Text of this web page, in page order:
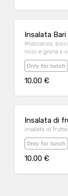
Insalata Bari
Misticanza,
noci e grana a
Only for lunch
10.00 €
Insalata di
Insalata di
Only for lunch
10.00 €